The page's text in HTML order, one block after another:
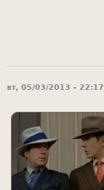
вт, 05/03/2013 - 22:17